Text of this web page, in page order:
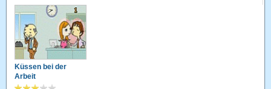
Küssen bei der
Arbeit